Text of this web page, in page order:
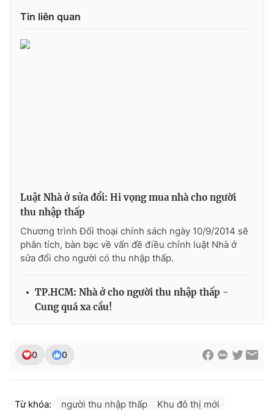
Giao lưu trực tuyến
Lịch phát sóng
Video Shorts video
VTV Money VTV Thể thao
VTV Sức khoẻ Bất động sản
Thị trường 24h Tấm lòng Việt
VTV9
Liên hệ tòa soạn English
Tin liên quan
Luật Nhà ở sửa đổi: Hi vọng mua nhà cho người
thu nhập thấp
Chương trình Đối thoại chính sách ngày 10/9/2014 sẽ
phân tích, bàn bạc về vấn đề điều chỉnh luật Nhà ở
sửa đổi cho người có thu nhập thấp.
TP.HCM: Nhà ở cho người thu nhập thấp -
Cung quá xa cầu!
0 0
Từ khóa: người thu nhập thấp
Khu đô thị mới